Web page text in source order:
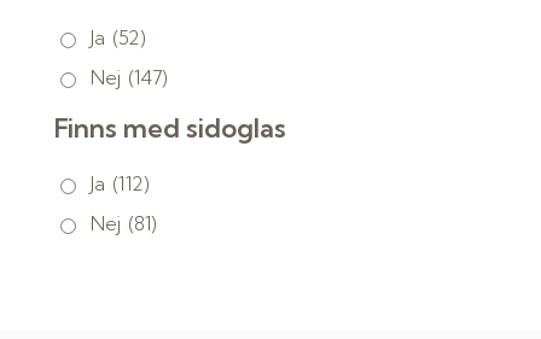
Ja (52)
Nej (147)
Finns med sidoglas
Ja (112)
Nej (81)